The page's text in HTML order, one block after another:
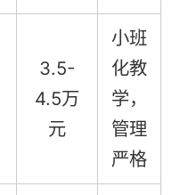
3.5-
4.5万
元
小班
化教
学，
管理
严格